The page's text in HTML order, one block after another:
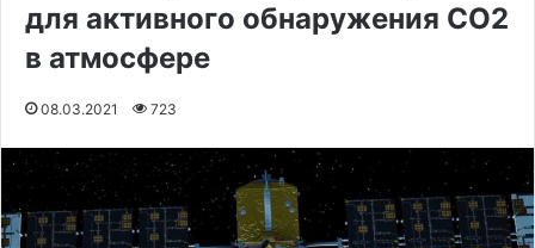
для активного обнаружения СО2
в атмосфере
08.03.2021 723